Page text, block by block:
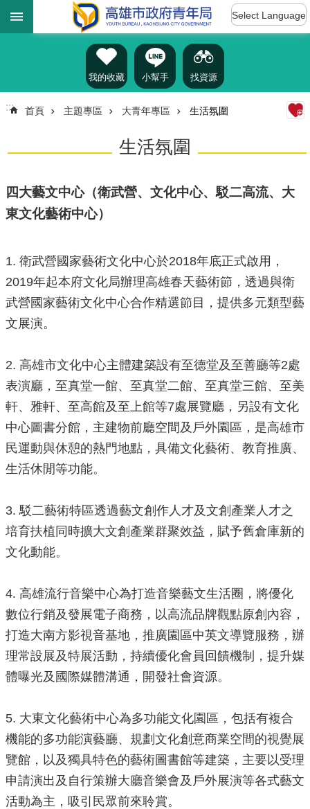
跳到主要內容區塊
識
訊
息
雄
資
源
題
專
區
民
服
務
開
資
訊
導
覽
局
長
信
箱
語
詞
彙
Facebook
Instagram
Select Language
我的收藏 小幫手 找資源
::: 首頁 主題專區 大青年專區 生活氛圍
生活氛圍
四大藝文中心（衛武營、文化中心、駁二高流、大
東文化藝術中心）
1. 衛武營國家藝術文化中心於2018年底正式啟用，
2019年起本府文化局辦理高雄春天藝術節，透過與衛
武營國家藝術文化中心合作精選節目，提供多元類型藝
文展演。
2. 高雄市文化中心主體建築設有至德堂及至善廳等2處
表演廳，至真堂一館、至真堂二館、至真堂三館、至美
軒、雅軒、至高館及至上館等7處展覽廳，另設有文化
中心圖書分館，主建物前廳空間及戶外園區，是高雄市
民運動與休憩的熱門地點，具備文化藝術、教育推廣、
生活休閒等功能。
3. 駁二藝術特區透過藝文創作人才及文創產業人才之
培育扶植同時擴大文創產業群聚效益，賦予舊倉庫新的
文化動能。
4. 高雄流行音樂中心為打造音樂藝文生活圈，將優化
數位行銷及發展電子商務，以高流品牌觀點原創內容，
打造大南方影視音基地，推廣園區中英文導覽服務，辦
理常設展及特展活動，持續優化會員回饋機制，提升媒
體曝光及國際媒體溝通，開發社會資源。
5. 大東文化藝術中心為多功能文化園區，包括有複合
機能的多功能演藝廳、規劃文化創意商業空間的視覺展
覽館，以及獨具特色的藝術圖書館等建築，主要以受理
申請演出及自行策辦大廳音樂會及戶外展演等各式藝文
活動為主，吸引民眾前來聆賞。